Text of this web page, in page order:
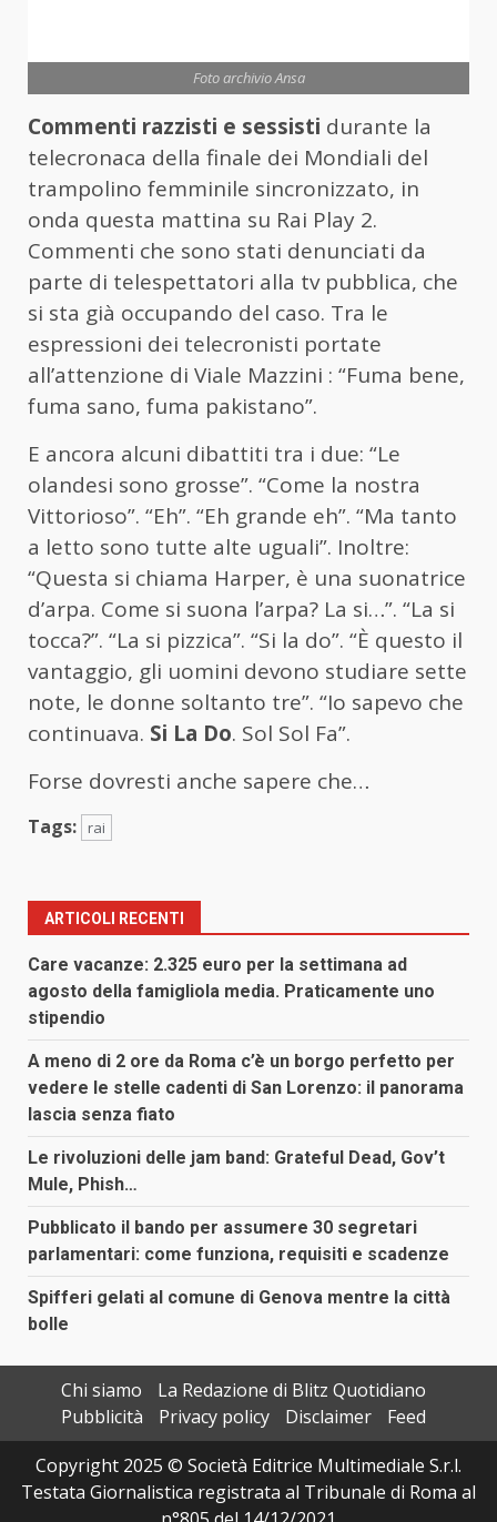
Foto archivio Ansa
Commenti razzisti e sessisti durante la
telecronaca della finale dei Mondiali del
trampolino femminile sincronizzato, in
onda questa mattina su Rai Play 2.
Commenti che sono stati denunciati da
parte di telespettatori alla tv pubblica, che
si sta già occupando del caso. Tra le
espressioni dei telecronisti portate
all’attenzione di Viale Mazzini : “Fuma bene,
fuma sano, fuma pakistano”.
E ancora alcuni dibattiti tra i due: “Le
olandesi sono grosse”. “Come la nostra
Vittorioso”. “Eh”. “Eh grande eh”. “Ma tanto
a letto sono tutte alte uguali”. Inoltre:
“Questa si chiama Harper, è una suonatrice
d’arpa. Come si suona l’arpa? La si…”. “La si
tocca?”. “La si pizzica”. “Si la do”. “È questo il
vantaggio, gli uomini devono studiare sette
note, le donne soltanto tre”. “Io sapevo che
continuava. Si La Do. Sol Sol Fa”.
Forse dovresti anche sapere che…
Tags: rai
ARTICOLI RECENTI
Care vacanze: 2.325 euro per la settimana ad
agosto della famigliola media. Praticamente uno
stipendio
A meno di 2 ore da Roma c’è un borgo perfetto per
vedere le stelle cadenti di San Lorenzo: il panorama
lascia senza fiato
Le rivoluzioni delle jam band: Grateful Dead, Gov’t
Mule, Phish…
Pubblicato il bando per assumere 30 segretari
parlamentari: come funziona, requisiti e scadenze
Spifferi gelati al comune di Genova mentre la città
bolle
Chi siamo
La Redazione di Blitz Quotidiano
Pubblicità
Privacy policy Disclaimer
Feed
Copyright 2025 © Società Editrice Multimediale S.r.l.
Testata Giornalistica registrata al Tribunale di Roma al